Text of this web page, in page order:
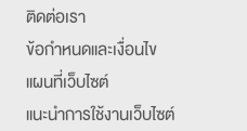
ติดต่อเรา
ข้อกำหนดและเงื่อนไข
แผนที่เว็บไซต์
แนะนำการใช้งานเว็บไซต์